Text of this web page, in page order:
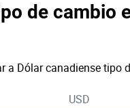
de cambio
a Dólar canadiense tipo
USD